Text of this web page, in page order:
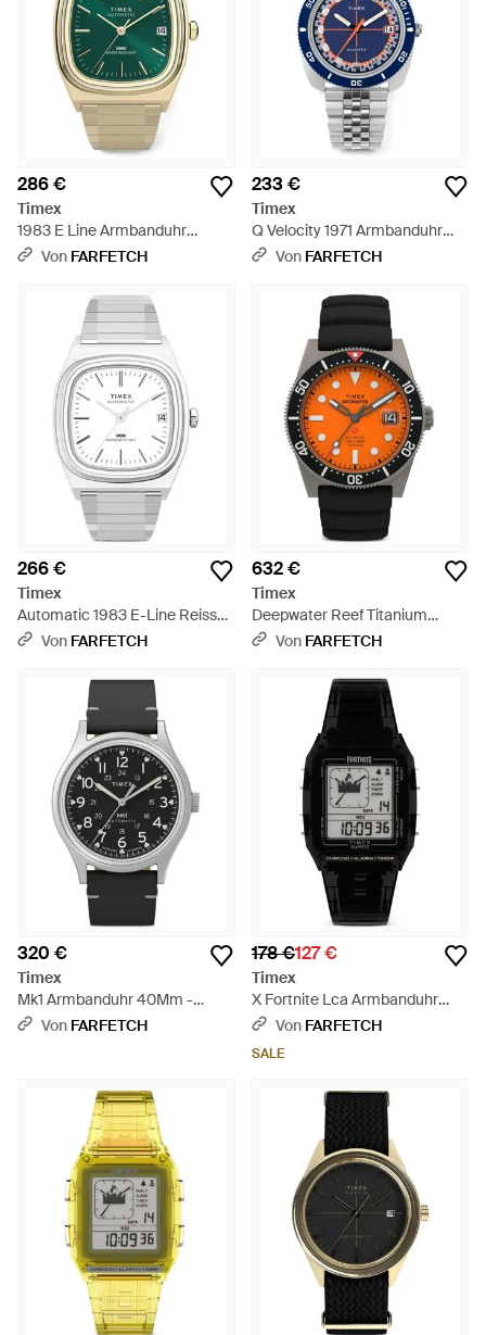
286 €
Timex
1983 E Line Armbanduhr
34Mm - Grün
Von FARFETCH
233 €
Timex
Q Velocity 1971 Armbanduhr
36Mm - Blau
Von FARFETCH
266 €
Timex
Automatic 1983 E-Line Reissue
34Mm - Weiß
Von FARFETCH
632 €
Timex
Deepwater Reef Titanium
Armbanduhr 41Mm - Orange
Von FARFETCH
320 €
Timex
Mk1 Armbanduhr 40Mm -
Schwarz
Von FARFETCH
178 €127 €
Timex
X Fortnite Lca Armbanduhr
35Mm - Schwarz
Von FARFETCH
SALE